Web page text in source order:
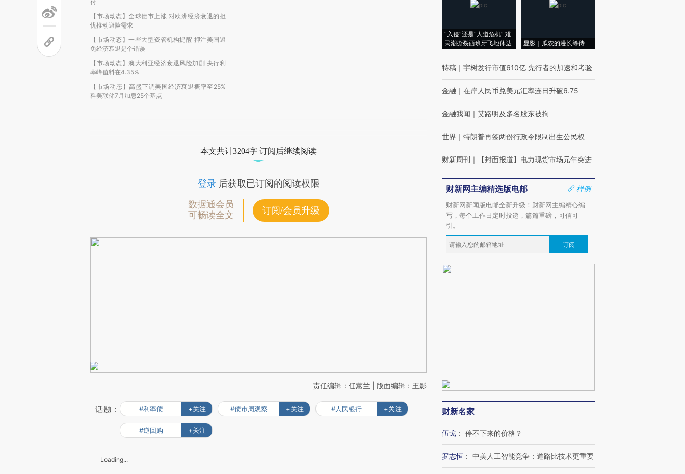
付
【市场动态】全球债市上涨 对欧洲经济衰退的担
忧推动避险需求
【市场动态】一些大型资管机构提醒 押注美国避
免经济衰退是个错误
【市场动态】澳大利亚经济衰退风险加剧 央行利
率峰值料在4.35%
【市场动态】高盛下调美国经济衰退概率至25%
料美联储7月加息25个基点
本文共计3204字 订阅后继续阅读
登录后获取已订阅的阅读权限
数据通会员
可畅读全文
订阅/会员升级
责任编辑：任蕙兰 | 版面编辑：王影
话题： #利率债 +关注 #债市周观察 +关注 #人民银行 +关注
#逆回购 +关注
Loading...
“入侵”还是“人道危机” 难
民潮撕裂西班牙飞地休达
显影｜瓜农的漫长等待
特稿 ｜ 宇树发行市值610亿 先行者的加速和考验
金融 ｜ 在岸人民币兑美元汇率连日升破6.75
金融我闻 ｜ 艾路明及多名股东被拘
世界 ｜ 特朗普再签两份行政令限制出生公民权
财新周刊 ｜ 【封面报道】电力现货市场元年突进
财新网主编精选版电邮
样例
财新网新闻版电邮全新升级！财新网主编精心编
写，每个工作日定时投递，篇篇重磅，可信可
引。
订阅
财新名家
伍戈 ： 停不下来的价格？
罗志恒 ： 中美人工智能竞争：道路比技术更重要